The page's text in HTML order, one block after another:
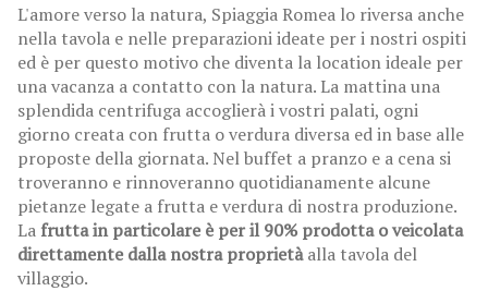
L'amore verso la natura, Spiaggia Romea lo riversa anche
nella tavola e nelle preparazioni ideate per i nostri ospiti
ed è per questo motivo che diventa la location ideale per
una vacanza a contatto con la natura. La mattina una
splendida centrifuga accoglierà i vostri palati, ogni
giorno creata con frutta o verdura diversa ed in base alle
proposte della giornata. Nel buffet a pranzo e a cena si
troveranno e rinnoveranno quotidianamente alcune
pietanze legate a frutta e verdura di nostra produzione.
Lafrutta in particolare è per il 90% prodotta o veicolata
direttamente dalla nostra proprietàalla tavola del
villaggio.